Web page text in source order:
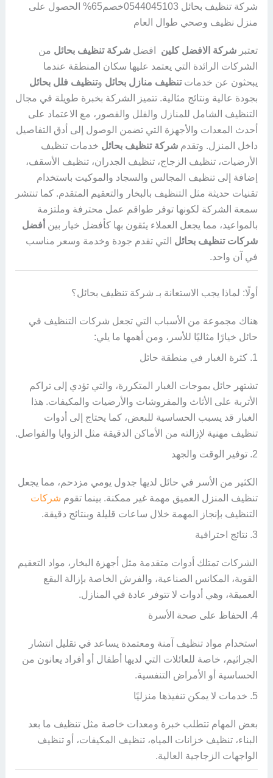
شركة تنظيف بحائل 0544045103خصم65% الحصول على
منزل نظيف وصحي طوال العام
تعتبر شركة الافضل كلين افضل شركة تنظيف بحائل من
الشركات الرائدة التي يعتمد عليها سكان المنطقة عندما
يبحثون عن خدماتتنظيف منازل بحائل وتنظيف فلل بحائل
بجودة عالية ونتائج مثالية. تتميز الشركة بخبرة طويلة في مجال
التنظيف الشامل للمنازل والفلل والقصور، مع الاعتماد على
أحدث المعدات والأجهزة التي تضمن الوصول إلى أدق التفاصيل
داخل المنزل. وتقدم شركة تنظيف بحائل خدمات تنظيف
الأرضيات، تنظيف الزجاج، تنظيف الجدران، تنظيف الأسقف،
إضافة إلى تنظيف المجالس والسجاد والموكيت باستخدام
تقنيات حديثة مثل التنظيف بالبخار والتعقيم المتقدم. كما تنتشر
سمعة الشركة لكونها توفر طواقم عمل محترفة وملتزمة
بالمواعيد، مما يجعل العملاء يثقون بها كأفضل خيار بين أفضل
شركات تنظيف بحائل التي تقدم جودة وخدمة وسعر مناسب
في آن واحد.
أولًا: لماذا يجب الاستعانة بـ شركة تنظيف بحائل؟
هناك مجموعة من الأسباب التي تجعل شركات التنظيف في
حائل خيارًا مثاليًا للأسر، ومن أهمها ما يلي:
1. كثرة الغبار في منطقة حائل
تشتهر حائل بموجات الغبار المتكررة، والتي تؤدي إلى تراكم
الأتربة على الأثاث والمفروشات والأرضيات والمكيفات. هذا
الغبار قد يسبب الحساسية للبعض، كما يحتاج إلى أدوات
تنظيف مهنية لإزالته من الأماكن الدقيقة مثل الزوايا والفواصل.
2. توفير الوقت والجهد
الكثير من الأسر في حائل لديها جدول يومي مزدحم، مما يجعل
تنظيف المنزل العميق مهمة غير ممكنة. بينما تقوم شركات
التنظيف بإنجاز المهمة خلال ساعات قليلة وبنتائج دقيقة.
3. نتائج احترافية
الشركات تمتلك أدوات متقدمة مثل أجهزة البخار، مواد التعقيم
القوية، المكانس الصناعية، والفرش الخاصة بإزالة البقع
العميقة، وهي أدوات لا تتوفر عادة في المنازل.
4. الحفاظ على صحة الأسرة
استخدام مواد تنظيف آمنة ومعتمدة يساعد في تقليل انتشار
الجراثيم، خاصة للعائلات التي لديها أطفال أو أفراد يعانون من
الحساسية أو الأمراض التنفسية.
5. خدمات لا يمكن تنفيذها منزليًا
بعض المهام تتطلب خبرة ومعدات خاصة مثل تنظيف ما بعد
البناء، تنظيف خزانات المياه، تنظيف المكيفات، أو تنظيف
الواجهات الزجاجية العالية.